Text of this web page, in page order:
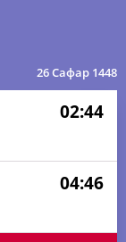
26 Сафар 1448
02:44
04:46